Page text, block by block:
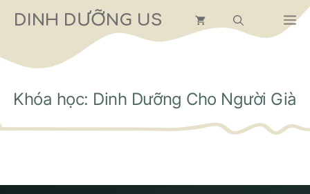
đến
dung
DINH DƯỠNG US
Khóa học: Dinh Dưỡng Cho Người Già